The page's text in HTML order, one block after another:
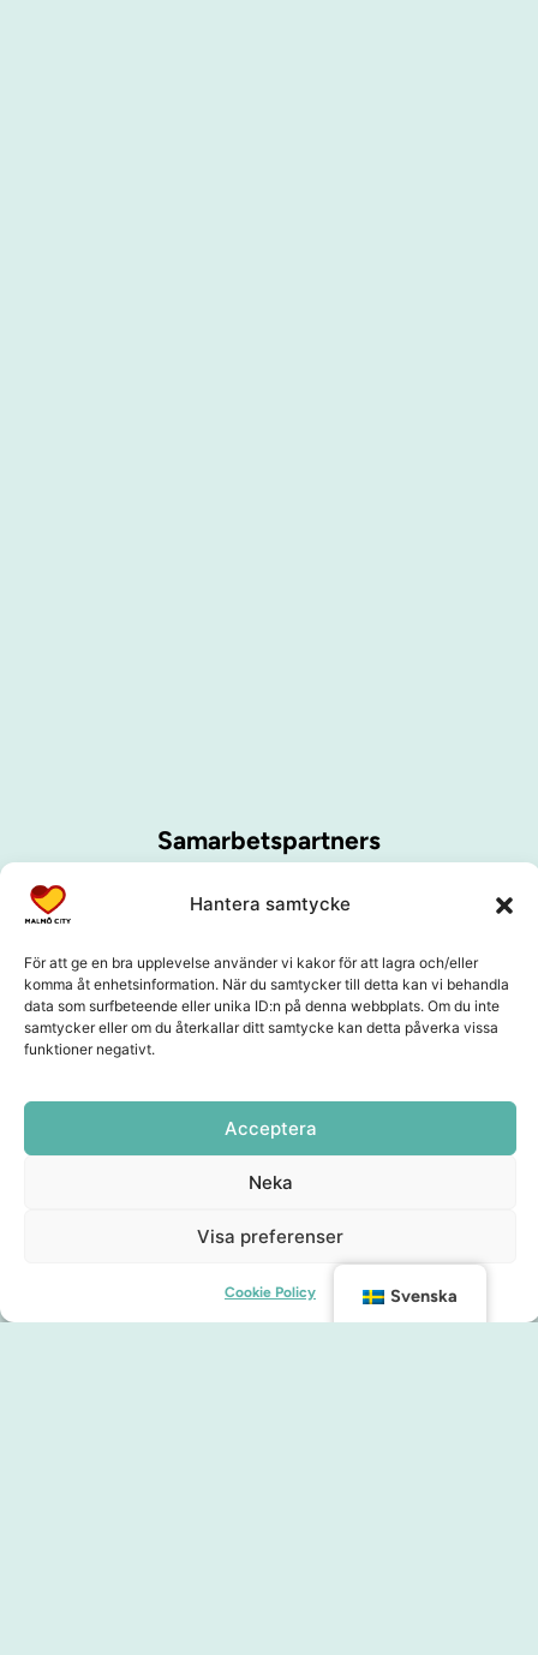
Hantera samtycke
För att ge en bra upplevelse använder vi kakor för att lagra och/eller
komma åt enhetsinformation. När du samtycker till detta kan vi behandla
data som surfbeteende eller unika ID:n på denna webbplats. Om du inte
samtycker eller om du återkallar ditt samtycke kan detta påverka vissa
funktioner negativt.
Acceptera
Neka
Visa preferenser
Cookie Policy
Samarbetspartners
Svenska